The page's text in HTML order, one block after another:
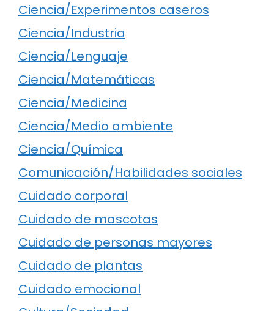
Ciencia/Experimentos caseros
Ciencia/Industria
Ciencia/Lenguaje
Ciencia/Matemáticas
Ciencia/Medicina
Ciencia/Medio ambiente
Ciencia/Química
Comunicación/Habilidades sociales
Cuidado corporal
Cuidado de mascotas
Cuidado de personas mayores
Cuidado de plantas
Cuidado emocional